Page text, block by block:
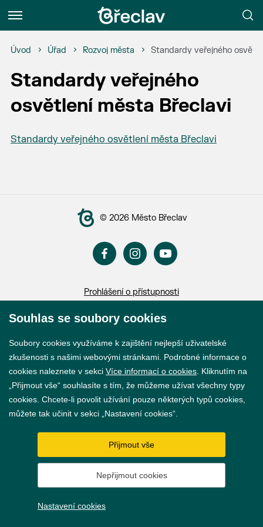
Menu
Úvod Úřad Rozvoj města Standardy veřejného
Standardy veřejného
osvětlení města Břeclavi
Standardy veřejného osvětlení města Břeclavi
© 2026 Město Břeclav
Prohlášení o přístupnosti
GDPR
Nastavení cookies
Vytvořil webProgress
Souhlas se soubory cookies
Soubory cookies využíváme k zajištění nejlepší uživatelské
zkušenosti s našimi webovými stránkami. Podrobné informace o
cookies naleznete v sekci Více informací o cookies . Kliknutím na
„Přijmout vše“ souhlasíte s tím, že můžeme užívat všechny typy
cookies. Chcete-li povolit užívání pouze některých typů cookies,
můžete tak učinit v sekci „Nastavení cookies“.
Přijmout vše
Nepřijmout cookies
Nastavení cookies